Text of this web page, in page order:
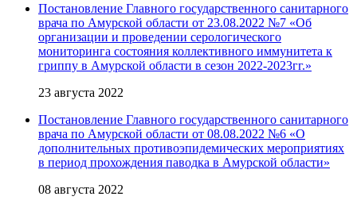
Постановление Главного государственного санитарного
врача по Амурской области от 23.08.2022 №7 «Об
организации и проведении серологического
мониторинга состояния коллективного иммунитета к
гриппу в Амурской области в сезон 2022-2023гг.»
23 августа 2022
Постановление Главного государственного санитарного
врача по Амурской области от 08.08.2022 №6 «О
дополнительных противоэпидемических мероприятиях
в период прохождения паводка в Амурской области»
08 августа 2022